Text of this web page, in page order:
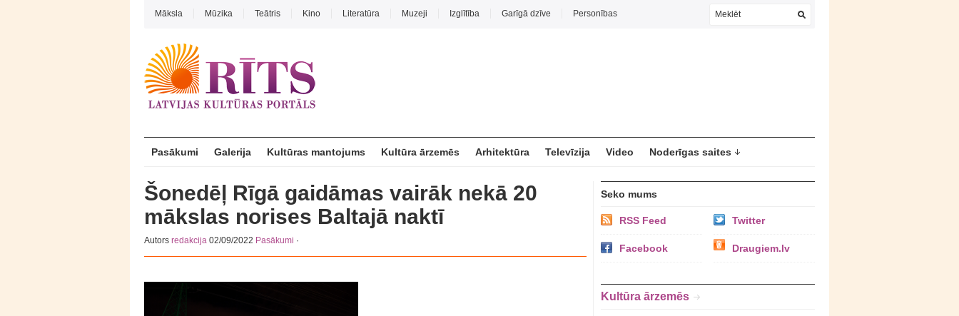
Māksla Mūzika Teātris Kino Literatūra Muzeji Izglītība Garīgā dzīve Personības
Pasākumi Galerija Kultūras mantojums Kultūra ārzemēs Arhitektūra Televīzija Video Noderīgas saites
Šonedēļ Rīgā gaidāmas vairāk nekā 20
mākslas norises Baltajā naktī
Autors redakcija 02/09/2022 Pasākumi ·
Seko mums
RSS Feed Twitter
Facebook Draugiem.lv
Kultūra ārzemēs